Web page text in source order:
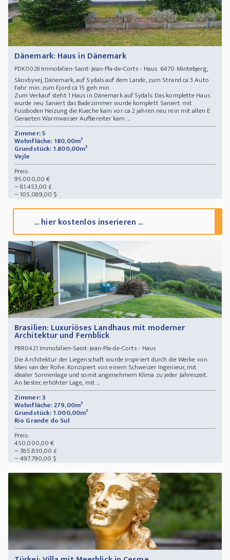
Dänemark: Haus in Dänemark
PDK0028Immobilien-Saint-Jean-Pla-de-Corts - Haus 6470 Mintebjerg,
Skovbyvej, Dänemark, auf Sydals auf dem Lande, zum Strand ca 3 Auto
Fahr min. zum Fjord ca 15 geh min
Zum Verkauf steht 1 Haus in Dänemark auf Sydals. Das komplette Haus
wurde neu Saniert das Badezimmer wurde komplett Saniert mit
Fussboden Heizung die Kueche kam vor ca 2 jahren neu rein mit allen E
Geraeten Warmwasser Aufbereiter kam ...
Zimmer: 5
Wohnfläche: 180,00m²
Grundstück: 1.800,00m²
Vejle
Preis:
95.000,00 €
~ 81.453,00 £
~ 105.089,00 $
... hier kostenlos inserieren ...
Brasilien: Luxuriöses Landhaus mit moderner
Architektur und Fernblick
PBR0421 Immobilien-Saint-Jean-Pla-de-Corts - Haus
Die Architektur der Liegenschaft wurde inspiriert durch die Werke von
Mies van der Rohe. Konzipiert von einem Schweizer Ingenieur, mit
idealer Sonnenlage und somit angenehmem Klima zu jeder Jahreszeit.
An bester, erhöhter Lage, mit ...
Zimmer: 3
Wohnfläche: 279,00m²
Grundstück: 1.000,00m²
Rio Grande do Sul
Preis:
450.000,00 €
~ 385.830,00 £
~ 497.790,00 $